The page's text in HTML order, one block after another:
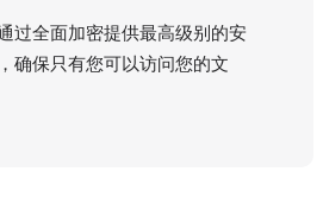
过全面加密提供最高级别的安
确保只有您可以访问您的文